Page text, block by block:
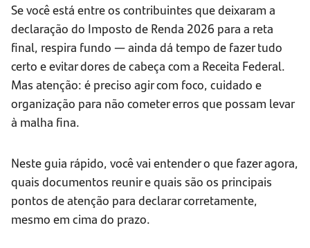
Se você está entre os contribuintes que deixaram a
declaração do Imposto de Renda 2026 para a reta
final, respira fundo — ainda dá tempo de fazer tudo
certo e evitar dores de cabeça com a Receita Federal.
Mas atenção: é preciso agir com foco, cuidado e
organização para não cometer erros que possam levar
à malha fina.
Neste guia rápido, você vai entender o que fazer agora,
quais documentos reunir e quais são os principais
pontos de atenção para declarar corretamente,
mesmo em cima do prazo.